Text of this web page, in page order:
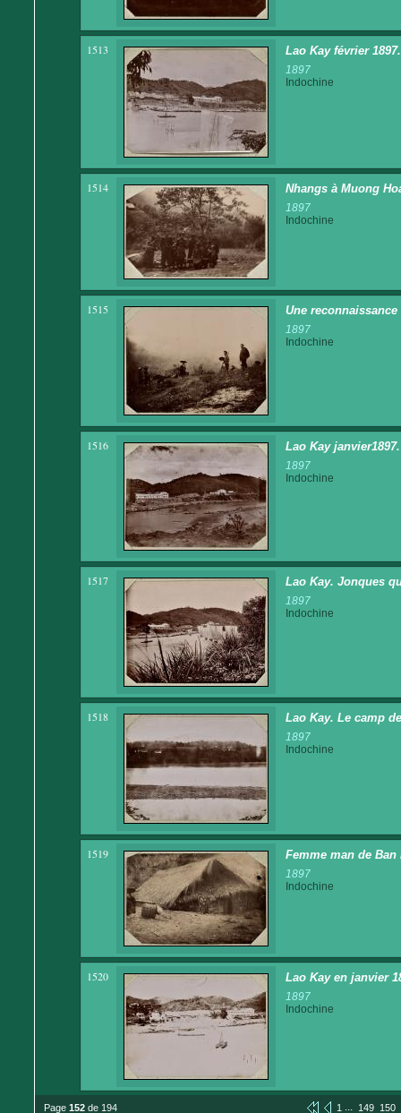
1513 Lao Kay février
1897
Indochine
1514 Nhangs à Muong
1897
Indochine
1515 Une
1897
Indochine
1516 Lao Kay
1897
Indochine
1517 Lao Kay. Jonques
1897
Indochine
1518 Lao Kay. Le camp
1897
Indochine
1519 Femme man de
1897
Indochine
1520 Lao Kay en janvier
1897
Indochine
Page 152 de 194 1 ... 149 150